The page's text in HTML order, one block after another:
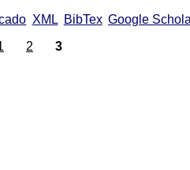
XML BibTex Google
2 3